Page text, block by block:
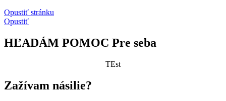
Opustiť stránku
Opustiť
HĽADÁM POMOC Pre seba
TEst
Zažívam násilie?